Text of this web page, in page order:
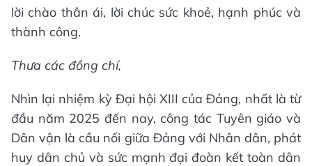
lời chào thân ái, lời chúc sức khoẻ, hạnh phúc và
thành công.
Thưa các đồng chí,
Nhìn lại nhiệm kỳ Đại hội XIII của Đảng, nhất là từ
đầu năm 2025 đến nay, công tác Tuyên giáo và
Dân vận là cầu nối giữa Đảng với Nhân dân, phát
huy dân chủ và sức mạnh đại đoàn kết toàn dân